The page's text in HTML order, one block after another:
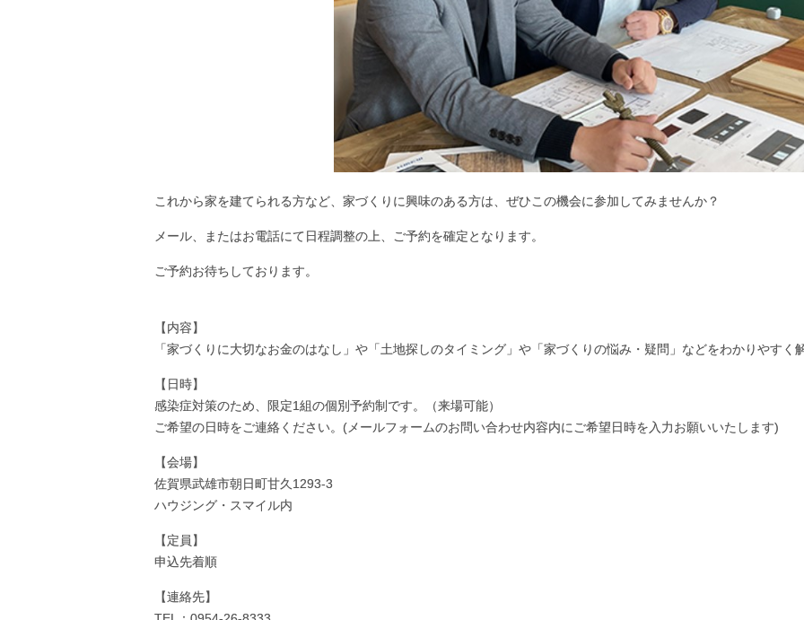
これから家を建てられる方など、家づくりに興味のある方は、ぜひこの機会に参加してみませんか？
メール、またはお電話にて日程調整の上、ご予約を確定となります。
ご予約お待ちしております。
【内容】
「家づくりに大切なお金のはなし」や「土地探しのタイミング」や「家づくりの悩み・疑問」などをわかりやすく
【日時】
感染症対策のため、限定1組の個別予約制です。（来場可能）
ご希望の日時をご連絡ください。(メールフォームのお問い合わせ内容内にご希望日時を入力お願いいたします)
【会場】
佐賀県武雄市朝日町甘久1293-3
ハウジング・スマイル内
【定員】
申込先着順
【連絡先】